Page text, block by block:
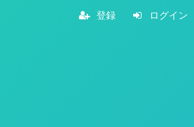
ログイン
登録